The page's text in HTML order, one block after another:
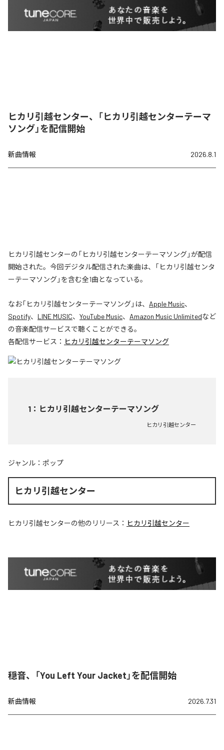
ヒカリ引越センター、「ヒカリ引越センターテーマ
ソング」を配信開始
新曲情報 2026.8.1
ヒカリ引越センターの「ヒカリ引越センターテーマソング」が配信
開始された。今回デジタル配信された楽曲は、「ヒカリ引越センタ
ーテーマソング」を含む全1曲となっている。
なお「ヒカリ引越センターテーマソング」は、 Apple Music、
Spotify、 LINE MUSIC、 YouTube Music、 Amazon Music Unlimitedなど
の音楽配信サービスで聴くことができる。
各配信サービス： ヒカリ引越センターテーマソング
1 ： ヒカリ引越センターテーマソング
ヒカリ引越センター
ジャンル： ポップ
ヒカリ引越センター
ヒカリ引越センターの他のリリース： ヒカリ引越センター
穏音、「You Left Your Jacket」を配信開始
新曲情報 2026.7.31